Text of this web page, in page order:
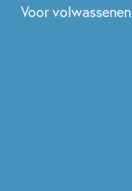
Voor volwassenen